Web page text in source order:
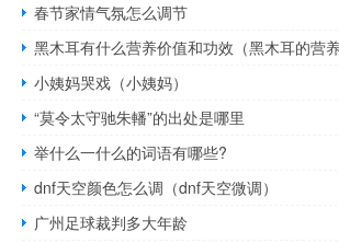
春节家情气氛怎么调节
小姨妈哭戏（小姨妈）
“莫令太守驰朱轓”的出处是哪里
举什么一什么的词语有哪些?
dnf天空颜色怎么调（dnf天空微调）
广州足球裁判多大年龄